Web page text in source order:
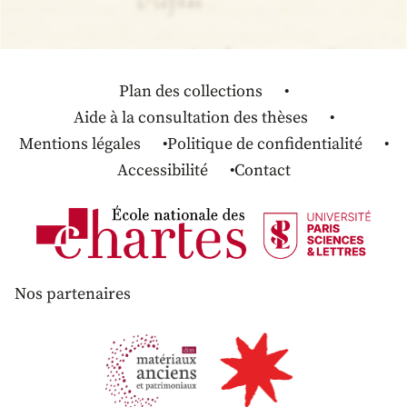
Plan des collections
Aide à la consultation des thèses
Mentions légales
Politique de confidentialité
Accessibilité
Contact
Nos partenaires